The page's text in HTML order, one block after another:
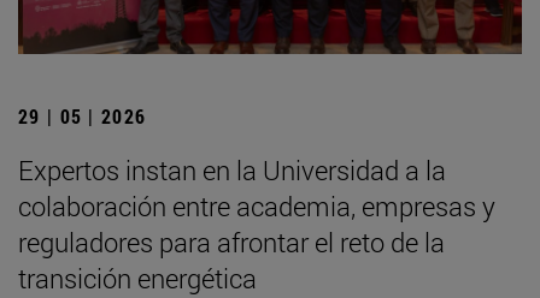
29 | 05 | 2026
Expertos instan en la Universidad a la
colaboración entre academia, empresas y
reguladores para afrontar el reto de la
transición energética